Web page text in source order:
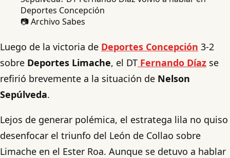
📷 Archivo Sabes
Luego de la victoria de Deportes Concepción 3-2
sobre Deportes Limache, el DT Fernando Díaz se
refirió brevemente a la situación de Nelson
Sepúlveda.
Lejos de generar polémica, el estratega lila no quiso
desenfocar el triunfo del León de Collao sobre
Limache en el Ester Roa. Aunque se detuvo a hablar